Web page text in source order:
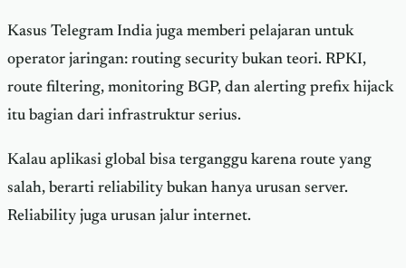
Kasus Telegram India juga memberi pelajaran untuk
operator jaringan: routing security bukan teori. RPKI,
route filtering, monitoring BGP, dan alerting prefix hijack
itu bagian dari infrastruktur serius.
Kalau aplikasi global bisa terganggu karena route yang
salah, berarti reliability bukan hanya urusan server.
Reliability juga urusan jalur internet.